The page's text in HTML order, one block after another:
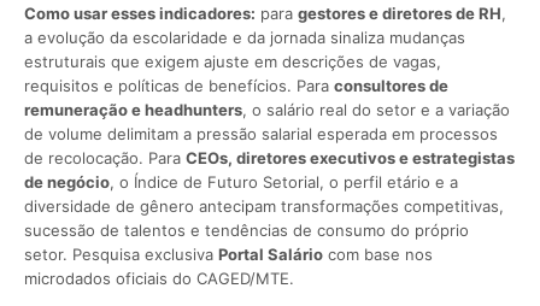
Como usar esses indicadores: para gestores e diretores de RH,
a evolução da escolaridade e da jornada sinaliza mudanças
estruturais que exigem ajuste em descrições de vagas,
requisitos e políticas de benefícios. Para consultores de
remuneração e headhunters, o salário real do setor e a variação
de volume delimitam a pressão salarial esperada em processos
de recolocação. Para CEOs, diretores executivos e estrategistas
de negócio, o Índice de Futuro Setorial, o perfil etário e a
diversidade de gênero antecipam transformações competitivas,
sucessão de talentos e tendências de consumo do próprio
setor. Pesquisa exclusiva Portal Salário com base nos
microdados oficiais do CAGED/MTE.